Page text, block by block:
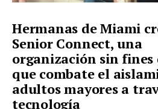
Hermanas de Miami
Senior Connect, una
organización sin fines
que combate el
adultos mayores a
tecnología